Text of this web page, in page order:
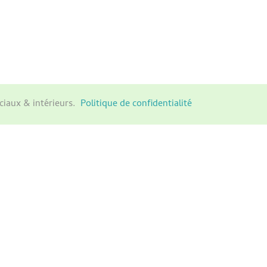
& intérieurs. Politique de confidentialité